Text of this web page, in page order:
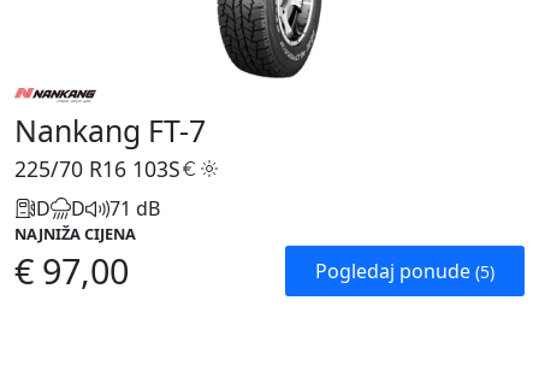
Nankang FT-7
225/70 R16 103S
D D 71 dB
NAJNIŽA CIJENA
€ 97,00 Pogledaj ponude (5)